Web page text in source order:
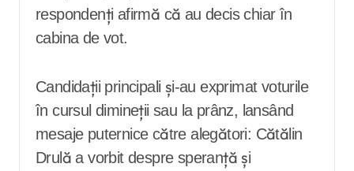
respondenți afirmă că au decis chiar în
cabina de vot.
Candidații principali și-au exprimat voturile
în cursul dimineții sau la prânz, lansând
mesaje puternice către alegători: Cătălin
Drulă a vorbit despre speranță și